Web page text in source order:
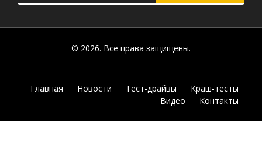
© 2026. Все права защищены.
Главная Новости Тест-драйвы
Краш-тесты
Видео
Контакты